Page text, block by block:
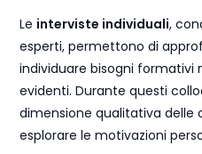
Le interviste individuali,
esperti, permettono di
individuare bisogni
evidenti. Durante questi
dimensione qualitativa delle
esplorare le motivazioni